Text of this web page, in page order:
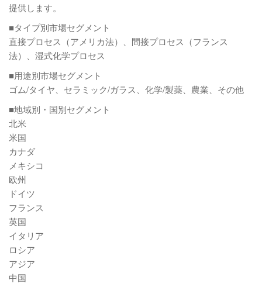
提供します。
■タイプ別市場セグメント
直接プロセス（アメリカ法）、間接プロセス（フランス
法）、湿式化学プロセス
■用途別市場セグメント
ゴム/タイヤ、セラミック/ガラス、化学/製薬、農業、その他
■地域別・国別セグメント
北米
米国
カナダ
メキシコ
欧州
ドイツ
フランス
英国
イタリア
ロシア
アジア
中国